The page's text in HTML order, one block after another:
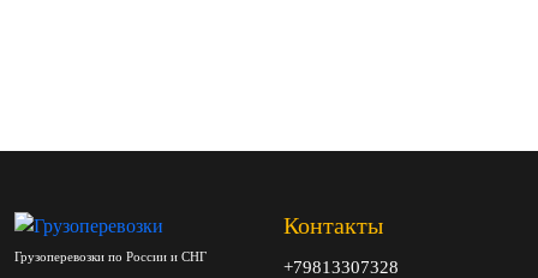
Грузоперевозки по России и СНГ
Контакты
+79813307328